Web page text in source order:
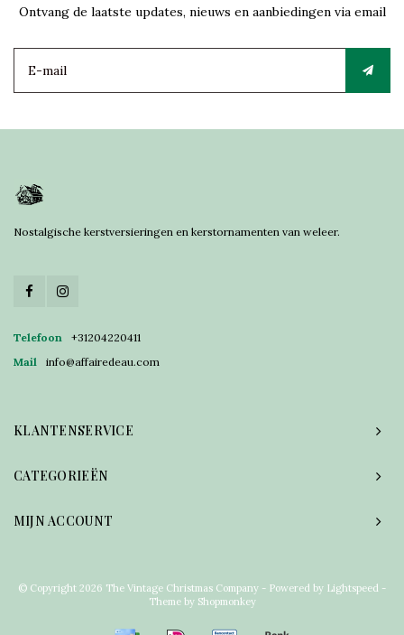
Ontvang de laatste updates, nieuws en aanbiedingen via email
Nostalgische kerstversieringen en kerstornamenten van weleer.
Telefoon
+31204220411
Mail
info@affairedeau.com
KLANTENSERVICE
CATEGORIEËN
MIJN ACCOUNT
© Copyright 2026 The Vintage Christmas Company - Powered by Lightspeed -
Theme by Shopmonkey